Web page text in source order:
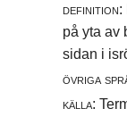
definition:
på yta av
sidan i
övriga
källa: